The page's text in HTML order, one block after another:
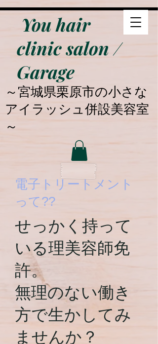
You hair
clinic salon /
Garage
​～宮城県栗原市の小さな
アイラッシュ併設美容室
～
​電子トリートメント
って??
せっかく持って
いる理美容師免
許。
​無理のない働き
方で生かしてみ
ませんか？